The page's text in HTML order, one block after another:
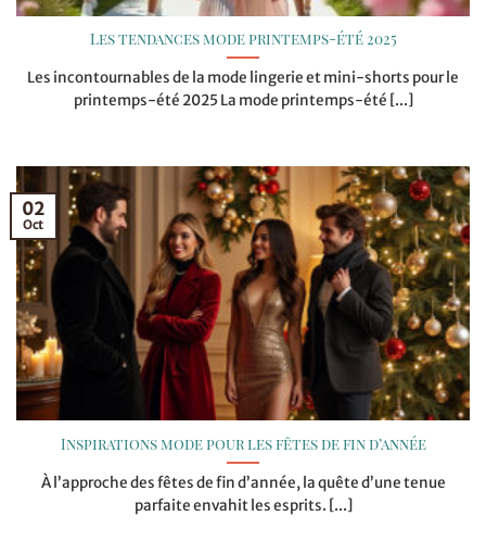
Les tendances mode printemps-été 2025
Les incontournables de la mode lingerie et mini-shorts pour le
printemps-été 2025 La mode printemps-été [...]
Inspirations mode pour les fêtes de fin d’année
À l’approche des fêtes de fin d’année, la quête d’une tenue
parfaite envahit les esprits. [...]
02
Oct